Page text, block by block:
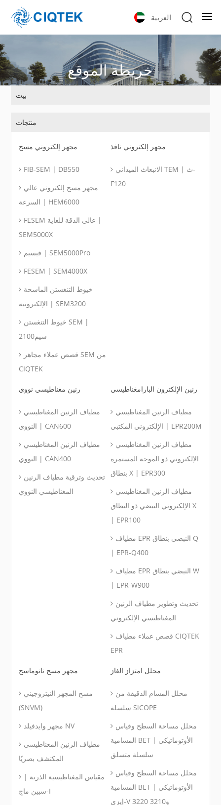
العربية
خريطة الموقع
بيت
منتجات
مجهر إلكتروني مسح
FIB-SEM | DB550
مجهر مسح إلكتروني عالي
السرعة | HEM6000
FESEM عالي الدقة للغاية |
SEM5000X
فيسيم | SEM5000Pro
FESEM | SEM4000X
خيوط التنغستن الماسحة
الإلكترونية | SEM3200
خيوط التنغستن SEM |
سيم2100
قصص عملاء مجاهر SEM من
CIQTEK
مجهر إلكتروني نافذ
الانبعاث الميداني TEM | ث-
F120
رنين مغناطيسي نووي
مطياف الرنين المغناطيسي
النووي | CAN600
مطياف الرنين المغناطيسي
النووي | CAN400
تحديث وترقية مطياف الرنين
المغناطيسي النووي
رنين الإلكترون البارامغناطيسي
مطياف الرنين المغناطيسي
الإلكتروني المكتبي | EPR200M
مطياف الرنين المغناطيسي
الإلكتروني ذو الموجة المستمرة
بنطاق X | EPR300
مطياف الرنين المغناطيسي
الإلكتروني النبضي ذو النطاق X
| EPR100
مطياف EPR النبضي بنطاق Q
| EPR-Q400
مطياف EPR النبضي بنطاق W
| EPR-W900
تحديث وتطوير مطياف الرنين
المغناطيسي الإلكتروني
قصص عملاء مطياف CIQTEK
EPR
مجهر مسح نانوماسح
مسح المجهر النيتروجيني
(SNVM)
مجهر وايدفيلد NV
مطياف الرنين المغناطيسي
المكتشف بصريًا
مقياس المغناطيسية الذرية |
سبين ماج-I
محلل امتزاز الغاز
محلل المسام الدقيقة من
سلسلة SiCOPE
محلل مساحة السطح وقياس
المسامية BET الأوتوماتيكي |
سلسلة متسلق
محلل مساحة السطح وقياس
المسامية BET الأوتوماتيكي |
إيزي-V 3220 و3210